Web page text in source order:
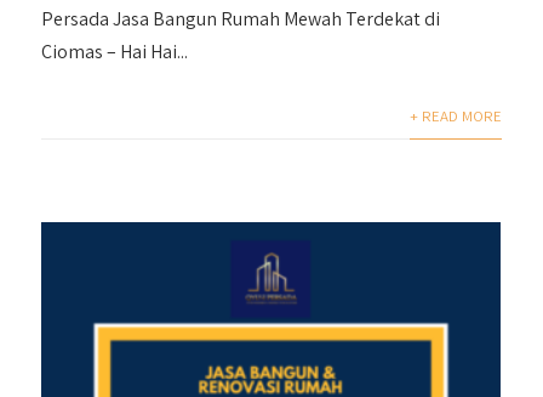
Persada Jasa Bangun Rumah Mewah Terdekat di
Ciomas – Hai Hai...
+ READ MORE